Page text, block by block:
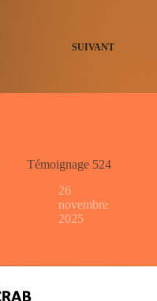
SUIVANT
Témoignage 524
26
novembre
2025